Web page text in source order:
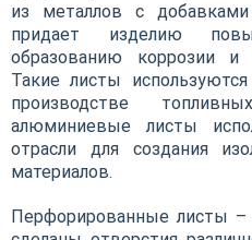
из металлов с
придает изделию
образованию коррозии и
Такие листы
производстве
алюминиевые листы
отрасли для создания
материалов.
Перфорированные листы